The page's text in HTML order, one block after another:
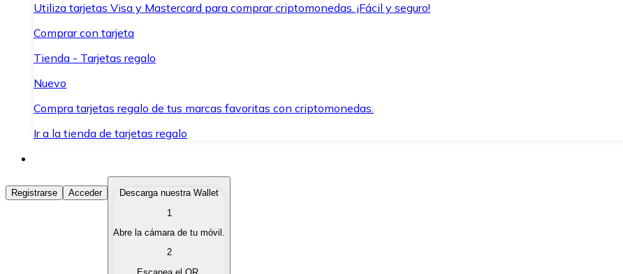
Utiliza tarjetas Visa y Mastercard para comprar criptomonedas. ¡Fácil y seguro!
Comprar con tarjeta
Tienda - Tarjetas regalo
Nuevo
Compra tarjetas regalo de tus marcas favoritas con criptomonedas.
Ir a la tienda de tarjetas regalo
Comprar Criptomonedas
Compra criptomonedas con diferentes métodos de pago.
Vende tus criptomonedas de forma rápida y segura.
Registrarse Acceder
Descarga nuestra Wallet
1
Abre la cámara de tu móvil.
2